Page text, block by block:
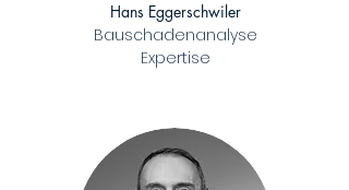
Hans Eggerschwiler
Bauschadenanalyse
Expertise